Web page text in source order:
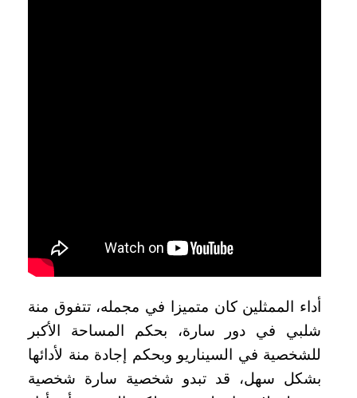
أداء الممثلين كان متميزا في مجمله، تتفوق منة
شلبي في دور سارة، بحكم المساحة الأكبر
للشخصية في السيناريو وبحكم إجادة منة لأدائها
بشكل سهل، قد تبدو شخصية سارة شخصية